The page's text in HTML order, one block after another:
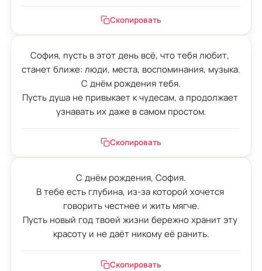
Скопировать
София, пусть в этот день всё, что тебя любит,
станет ближе: люди, места, воспоминания, музыка.
С днём рождения тебя.
Пусть душа не привыкает к чудесам, а продолжает
узнавать их даже в самом простом.
Скопировать
С днём рождения, София.
В тебе есть глубина, из-за которой хочется
говорить честнее и жить мягче.
Пусть новый год твоей жизни бережно хранит эту
красоту и не даёт никому её ранить.
Скопировать